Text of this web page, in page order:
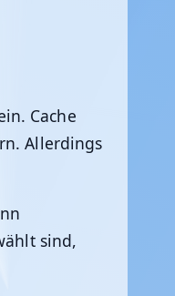
Cache
Allerdings
sind,